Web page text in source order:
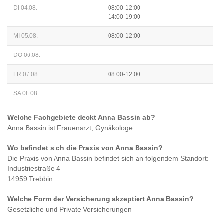
DI 04.08.
08:00-12:00
14:00-19:00
MI 05.08. 08:00-12:00
DO 06.08.
FR 07.08. 08:00-12:00
SA 08.08.
Welche Fachgebiete decktAnna Bassin ab?
Anna Bassin ist Frauenarzt, Gynäkologe
Wo befindet sich die Praxis von Anna Bassin?
Die Praxis von Anna Bassin befindet sich an folgendem Standort:
Industriestraße 4
14959 Trebbin
Welche Form der Versicherung akzeptiertAnna Bassin?
Gesetzliche und Private Versicherungen